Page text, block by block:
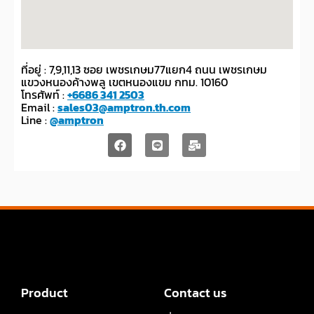
ที่อยู่ : 7,9,11,13 ซอย เพชรเกษม77แยก4 ถนน เพชรเกษม
แขวงหนองค้างพลู เขตหนองแขม กทม. 10160
โทรศัพท์ :+6686 341 2503
Email :sales03@amptron.th.com
Line :@amptron
Product
Contact us